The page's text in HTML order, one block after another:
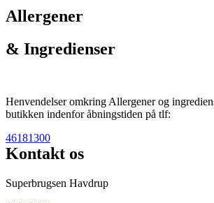
Allergener
& Ingredienser
Henvendelser omkring Allergener og
butikken indenfor åbningstiden på tlf:
46181300
Kontakt os
Superbrugsen Havdrup